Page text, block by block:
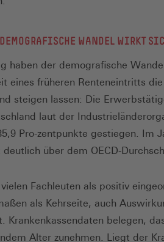
WANDEL WIRKT
haben der demografische
eines früheren Renteneintritts
steigen lassen: Die
laut der
Pro-zentpunkte gestiegen. Im
über dem OECD-
Fachleuten als positiv
als Kehrseite, auch
Krankenkassendaten belegen,
Alter zunehmen. Liegt der